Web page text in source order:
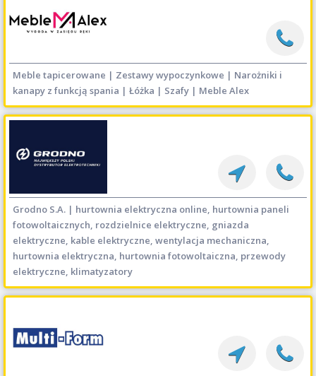
Meble tapicerowane | Zestawy wypoczynkowe | Narożniki i
kanapy z funkcją spania | Łóżka | Szafy | Meble Alex
Grodno S.A. | hurtownia elektryczna online, hurtownia paneli
fotowoltaicznych, rozdzielnice elektryczne, gniazda
elektryczne, kable elektryczne, wentylacja mechaniczna,
hurtownia elektryczna, hurtownia fotowoltaiczna, przewody
elektryczne, klimatyzatory